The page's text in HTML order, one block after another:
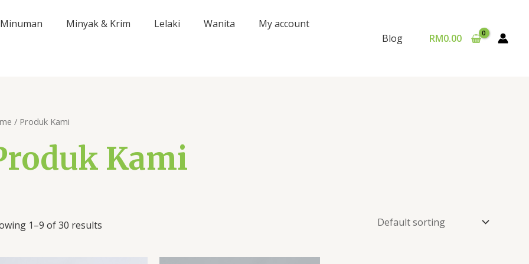
Minuman Minyak & Krim Lelaki Wanita My account
Blog RM0.00
/ Produk Kami
Kami
1–9 of 30 results